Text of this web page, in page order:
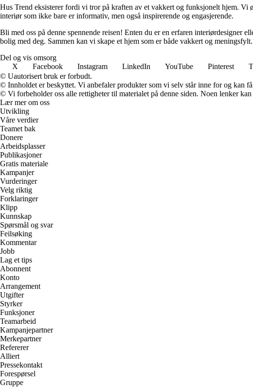
Hus Trend eksisterer fordi vi tror på kraften av et vakkert og funksjonelt hjem. Vi
interiør som ikke bare er informativ, men også inspirerende og engasjerende.
Bli med oss på denne spennende reisen! Enten du er en erfaren interiørdesigner
bolig med deg. Sammen kan vi skape et hjem som er både vakkert og meningsfylt.
Del og vis omsorg
X
Facebook Instagram LinkedIn YouTube Pinterest
© Uautorisert bruk er forbudt.
© Innholdet er beskyttet. Vi anbefaler produkter som vi selv står inne for og kan
© Vi forbeholder oss alle rettigheter til materialet på denne siden. Noen lenker
Lær mer om oss
Utvikling
Våre verdier
Teamet bak
Donere
Arbeidsplasser
Publikasjoner
Gratis materiale
Kampanjer
Vurderinger
Velg riktig
Forklaringer
Klipp
Kunnskap
Spørsmål og svar
Feilsøking
Kommentar
Jobb
Lag et tips
Abonnent
Konto
Arrangement
Utgifter
Styrker
Funksjoner
Teamarbeid
Kampanjepartner
Merkepartner
Refererer
Alliert
Pressekontakt
Forespørsel
Gruppe